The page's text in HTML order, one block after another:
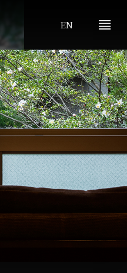
EN
松
アクセス
新着情報
山口観光